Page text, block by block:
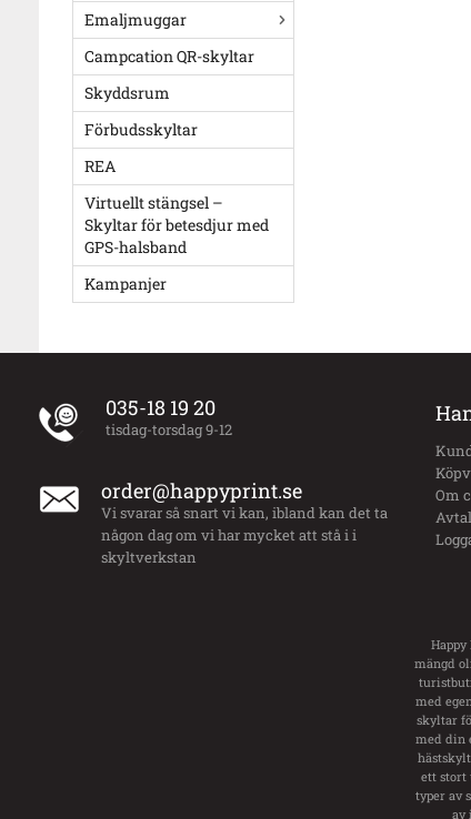
Emaljmuggar
Campcation QR-skyltar
Skyddsrum
Förbudsskyltar
REA
Virtuellt stängsel –
Skyltar för betesdjur med
GPS-halsband
Kampanjer
035-18 19 20
tisdag-torsdag 9-12
order@happyprint.se
Vi svarar så snart vi kan, ibland kan det ta
någon dag om vi har mycket att stå i i
skyltverkstan
Om
mängd
med
skyltar
med din
ett stort
typer av
av